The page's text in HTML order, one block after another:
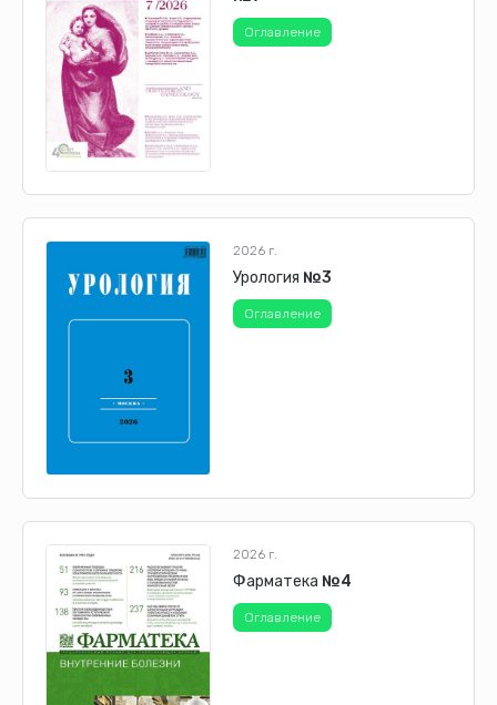
Оглавление
2026 г.
Урология №3
Оглавление
2026 г.
Фарматека №4
Оглавление